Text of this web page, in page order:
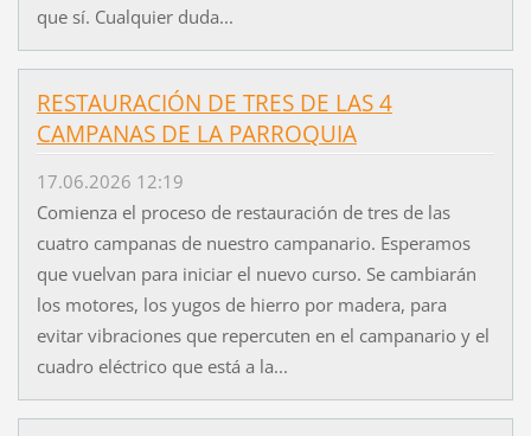
que sí. Cualquier duda...
RESTAURACIÓN DE TRES DE LAS 4
CAMPANAS DE LA PARROQUIA
17.06.2026 12:19
Comienza el proceso de restauración de tres de las
cuatro campanas de nuestro campanario. Esperamos
que vuelvan para iniciar el nuevo curso. Se cambiarán
los motores, los yugos de hierro por madera, para
evitar vibraciones que repercuten en el campanario y el
cuadro eléctrico que está a la...